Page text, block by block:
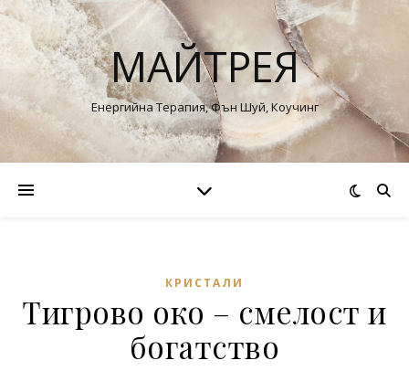
МАЙТРЕЯ
Енергийна Терапия, Фън Шуй, Коучинг
КРИСТАЛИ
Тигрово око – смелост и
богатство